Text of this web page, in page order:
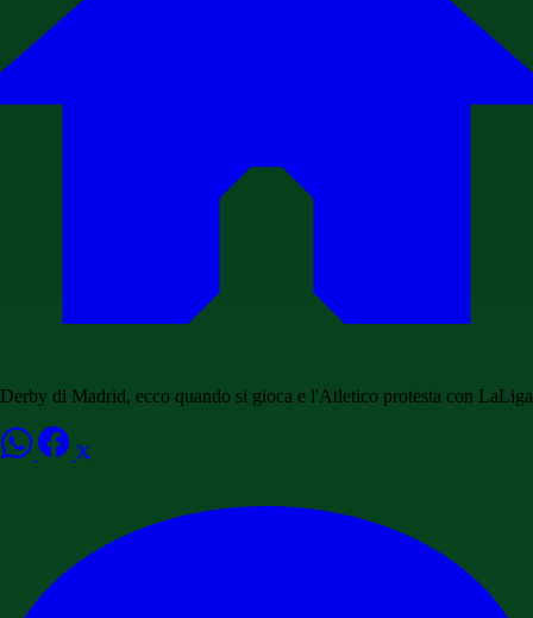
Derby di Madrid, ecco quando si gioca e l'Atletico protesta con LaLiga